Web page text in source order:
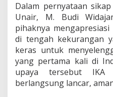
i
Dalam pernyataan
Unair, M. Budi
pihaknya
di tengah kekurangan
keras untuk
yang pertama kali di
upaya tersebut IKA
berlangsung lancar,